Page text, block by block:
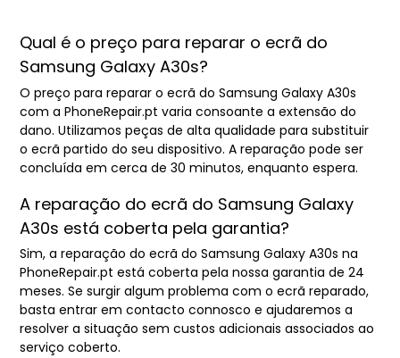
Qual é o preço para reparar o ecrã do
Samsung Galaxy A30s?
O preço para reparar o ecrã do Samsung Galaxy A30s
com a PhoneRepair.pt varia consoante a extensão do
dano. Utilizamos peças de alta qualidade para substituir
o ecrã partido do seu dispositivo. A reparação pode ser
concluída em cerca de 30 minutos, enquanto espera.
A reparação do ecrã do Samsung Galaxy
A30s está coberta pela garantia?
Sim, a reparação do ecrã do Samsung Galaxy A30s na
PhoneRepair.pt está coberta pela nossa garantia de 24
meses. Se surgir algum problema com o ecrã reparado,
basta entrar em contacto connosco e ajudaremos a
resolver a situação sem custos adicionais associados ao
serviço coberto.